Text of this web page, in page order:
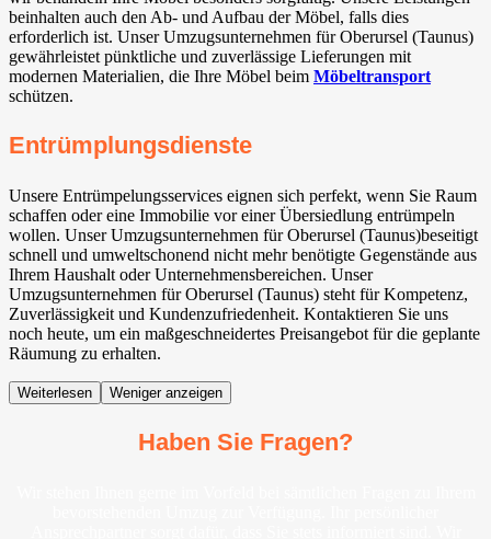
beinhalten auch den Ab- und Aufbau der Möbel, falls dies
erforderlich ist. Unser Umzugsunternehmen für Oberursel (Taunus)
gewährleistet pünktliche und zuverlässige Lieferungen mit
modernen Materialien, die Ihre Möbel beim Möbeltransport
schützen.
Entrümplungsdienste
Unsere Entrümpelungsservices eignen sich perfekt, wenn Sie Raum
schaffen oder eine Immobilie vor einer Übersiedlung entrümpeln
wollen. Unser Umzugsunternehmen für Oberursel (Taunus)beseitigt
schnell und umweltschonend nicht mehr benötigte Gegenstände aus
Ihrem Haushalt oder Unternehmensbereichen. Unser
Umzugsunternehmen für Oberursel (Taunus) steht für Kompetenz,
Zuverlässigkeit und Kundenzufriedenheit. Kontaktieren Sie uns
noch heute, um ein maßgeschneidertes Preisangebot für die geplante
Räumung zu erhalten.
Weiterlesen Weniger anzeigen
Haben Sie Fragen?